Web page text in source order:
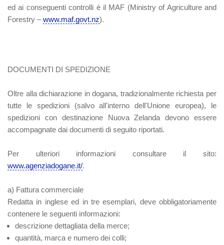
ed ai conseguenti controlli è il MAF (Ministry of Agriculture and
Forestry –www.maf.govt.nz).
DOCUMENTI DI SPEDIZIONE
Oltre alla dichiarazione in dogana, tradizionalmente richiesta per
tutte le spedizioni (salvo all'interno dell'Unione europea), le
spedizioni con destinazione Nuova Zelanda devono essere
accompagnate dai documenti di seguito riportati.
Per ulteriori informazioni consultare il sito:
www.agenziadogane.it/.
a) Fattura commerciale
Redatta in inglese ed in tre esemplari, deve obbligatoriamente
contenere le seguenti informazioni:
descrizione dettagliata della merce;
quantità, marca e numero dei colli;